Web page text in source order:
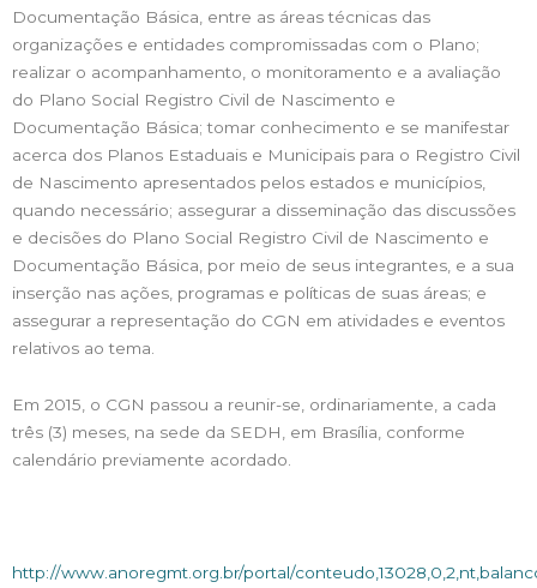
Documentação Básica, entre as áreas técnicas das
organizações e entidades compromissadas com o Plano;
realizar o acompanhamento, o monitoramento e a avaliação
do Plano Social Registro Civil de Nascimento e
Documentação Básica; tomar conhecimento e se manifestar
acerca dos Planos Estaduais e Municipais para o Registro Civil
de Nascimento apresentados pelos estados e municípios,
quando necessário; assegurar a disseminação das discussões
e decisões do Plano Social Registro Civil de Nascimento e
Documentação Básica, por meio de seus integrantes, e a sua
inserção nas ações, programas e políticas de suas áreas; e
assegurar a representação do CGN em atividades e eventos
relativos ao tema.
Em 2015, o CGN passou a reunir-se, ordinariamente, a cada
três (3) meses, na sede da SEDH, em Brasília, conforme
calendário previamente acordado.
http://www.anoregmt.org.br/portal/